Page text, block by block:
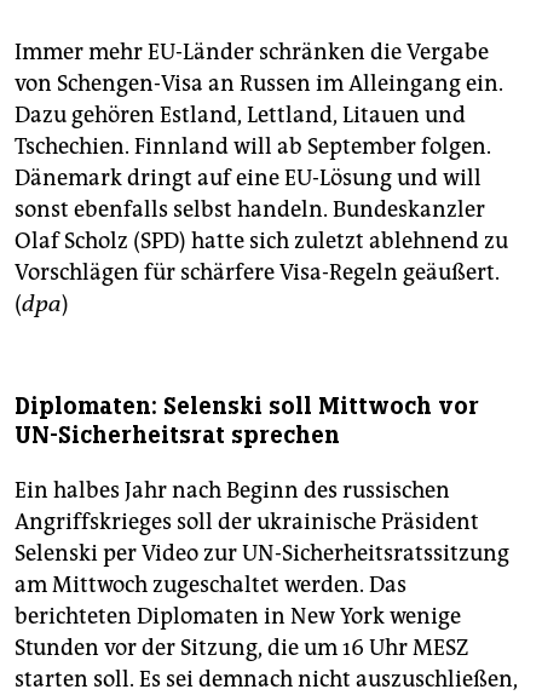
Immer mehr EU-Länder schränken die Vergabe
von Schengen-Visa an Russen im Alleingang ein.
Dazu gehören Estland, Lettland, Litauen und
Tschechien. Finnland will ab September folgen.
Dänemark dringt auf eine EU-Lösung und will
sonst ebenfalls selbst handeln. Bundeskanzler
Olaf Scholz (SPD) hatte sich zuletzt ablehnend zu
Vorschlägen für schärfere Visa-Regeln geäußert.
(dpa)
Diplomaten: Selenski soll Mittwoch vor
UN-Sicherheitsrat sprechen
Ein halbes Jahr nach Beginn des russischen
Angriffskrieges soll der ukrainische Präsident
Selenski per Video zur UN-Sicherheitsratssitzung
am Mittwoch zugeschaltet werden. Das
berichteten Diplomaten in New York wenige
Stunden vor der Sitzung, die um 16 Uhr MESZ
starten soll. Es sei demnach nicht auszuschließen,